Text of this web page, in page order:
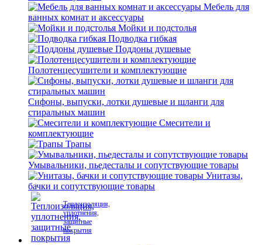
Мебель для
ванных комнат и аксессуары
Мойки и подстолья
Подводка гибкая
Поддоны душевые
Полотенцесушители и комплектующие
Сифоны, выпуски, лотки душевые и шланги для
стиральных машин
Смесители и
комплектующие
Трапы
Умывальники, пьедесталы и сопутствующие товары
Унитазы,
бачки и сопутствующие товары
Теплоизоляция,
уплотнения,
защитные
покрытия